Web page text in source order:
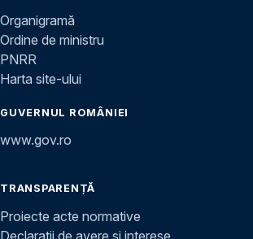
Organigramă
Ordine de ministru
PNRR
Harta site-ului
GUVERNUL ROMÂNIEI
www.gov.ro
TRANSPARENȚĂ
Proiecte acte normative
Declarații de avere și interese